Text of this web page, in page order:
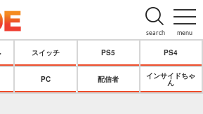
menu
search
スイッチ PS5 PS4
PC 配信者
インサイドちゃ
ん